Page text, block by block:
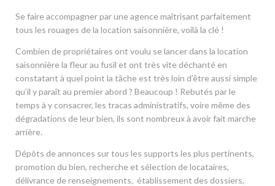
Se faire accompagner par une agence maîtrisant parfaitement
tous les rouages de la location saisonnière, voilà la clé !
Combien de propriétaires ont voulu se lancer dans la location
saisonnière la fleur au fusil et ont très vite déchanté en
constatant à quel point la tâche est très loin d’être aussi simple
qu’il y paraît au premier abord ? Beaucoup ! Rebutés par le
temps à y consacrer, les tracas administratifs, voire même des
dégradations de leur bien, ils sont nombreux à avoir fait marche
arrière.
Dépôts de annonces sur tous les supports les plus pertinents,
promotion du bien, recherche et sélection de locataires,
délivrance de renseignements, établissement des dossiers,